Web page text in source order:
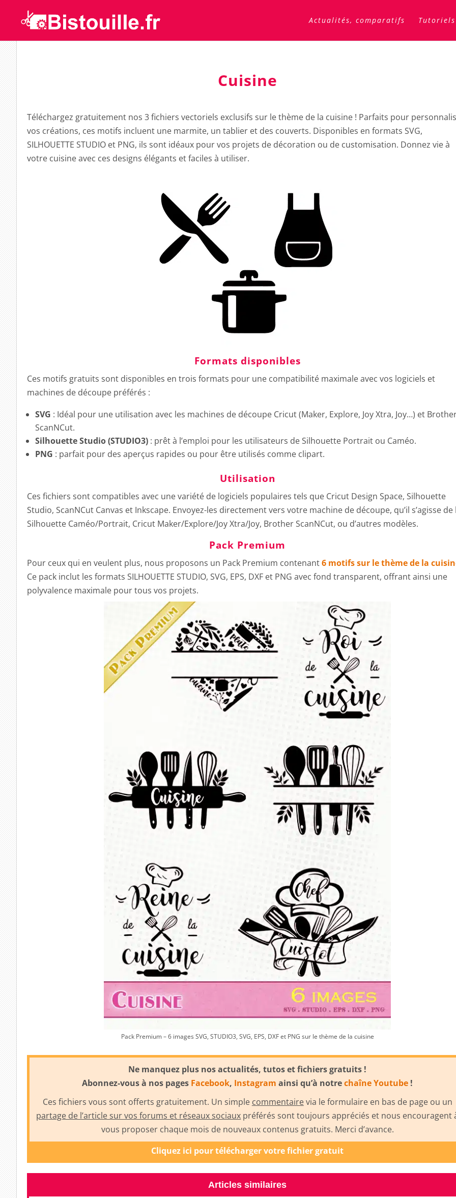
Actualités, comparatifs Tutoriels
Cuisine
Téléchargez gratuitement nos 3 fichiers vectoriels exclusifs sur le thème de la cuisine ! Parfaits pour
vos créations, ces motifs incluent une marmite, un tablier et des couverts. Disponibles en formats SVG,
SILHOUETTE STUDIO et PNG, ils sont idéaux pour vos projets de décoration ou de customisation. Donnez vie à
votre cuisine avec ces designs élégants et faciles à utiliser.
Formats disponibles
Ces motifs gratuits sont disponibles en trois formats pour une compatibilité maximale avec vos logiciels et
machines de découpe préférés :
SVG : Idéal pour une utilisation avec les machines de découpe Cricut (Maker, Explore, Joy Xtra, Joy…) et
ScanNCut.
Silhouette Studio (STUDIO3) : prêt à l’emploi pour les utilisateurs de Silhouette Portrait ou Caméo.
PNG : parfait pour des aperçus rapides ou pour être utilisés comme clipart.
Utilisation
Ces fichiers sont compatibles avec une variété de logiciels populaires tels que Cricut Design Space, Silhouette
Studio, ScanNCut Canvas et Inkscape. Envoyez-les directement vers votre machine de découpe, qu’il s’agisse de
Silhouette Caméo/Portrait, Cricut Maker/Explore/Joy Xtra/Joy, Brother ScanNCut, ou d’autres modèles.
Pack Premium
Pour ceux qui en veulent plus, nous proposons un Pack Premium contenant6 motifs sur le thème de la
Ce pack inclut les formats SILHOUETTE STUDIO, SVG, EPS, DXF et PNG avec fond transparent, offrant ainsi une
polyvalence maximale pour tous vos projets.
Pack Premium – 6 images SVG, STUDIO3, SVG, EPS, DXF et PNG sur le thème de la cuisine
Ne manquez plus nos actualités, tutos et fichiers gratuits !
Abonnez-vous à nos pages Facebook, Instagram ainsi qu’à notrechaîne Youtube !
Ces fichiers vous sont offerts gratuitement. Un simple commentairevia le formulaire en bas de page ou un
partage de l’article sur vos forums et réseaux sociaux préférés sont toujours appréciés et nous encouragent
vous proposer chaque mois de nouveaux contenus gratuits. Merci d’avance.
Cliquez ici pour télécharger votre fichier gratuit
Articles similaires